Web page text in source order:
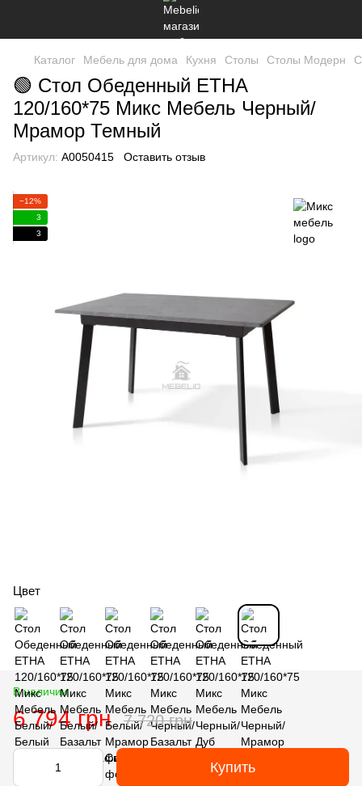
Каталог Мебель для дома Кухня Столы Столы Модерн
🟢 Стол Обеденный ЕТНА
120/160*75 Микс Мебель Черный/
Мрамор Темный
Артикул: А0050415 Оставить отзыв
−12%
3
3
Цвет
В наличии
6 794 грн 7 720 грн
Купить